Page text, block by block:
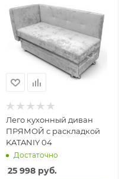
Лего кухонный диван
ПРЯМОЙ с раскладкой
KATANIY 04
Достаточно
25 998 руб.